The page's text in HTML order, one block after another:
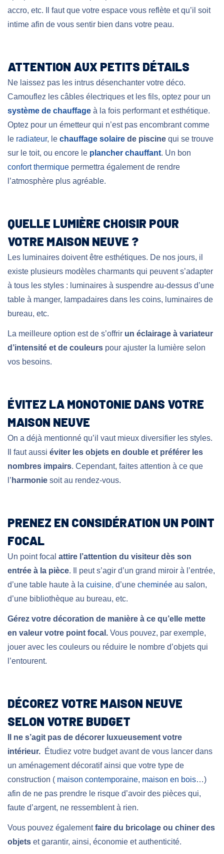
accro, etc. Il faut que votre espace vous reflète et qu’il soit
intime afin de vous sentir bien dans votre peau.
ATTENTION AUX PETITS DÉTAILS
Ne laissez pas les intrus désenchanter votre déco.
Camouflez les câbles électriques et les fils, optez pour un
système de chauffage à la fois performant et esthétique.
Optez pour un émetteur qui n’est pas encombrant comme
le radiateur, le chauffage solaire de piscine qui se trouve
sur le toit, ou encore le plancher chauffant. Un bon
confort thermique permettra également de rendre
l’atmosphère plus agréable.
QUELLE LUMIÈRE CHOISIR POUR
VOTRE MAISON NEUVE ?
Les luminaires doivent être esthétiques. De nos jours, il
existe plusieurs modèles charmants qui peuvent s’adapter
à tous les styles : luminaires à suspendre au-dessus d’une
table à manger, lampadaires dans les coins, luminaires de
bureau, etc.
La meilleure option est de s’offrir un éclairage à variateur
d’intensité et de couleurs pour ajuster la lumière selon
vos besoins.
ÉVITEZ LA MONOTONIE DANS VOTRE
MAISON NEUVE
On a déjà mentionné qu’il vaut mieux diversifier les styles.
Il faut aussi éviter les objets en double et préférer les
nombres impairs. Cependant, faites attention à ce que
l’ harmonie soit au rendez-vous.
PRENEZ EN CONSIDÉRATION UN POINT
FOCAL
Un point focal attire l’attention du visiteur dès son
entrée à la pièce. Il peut s’agir d’un grand miroir à l’entrée,
d’une table haute à la cuisine, d’une cheminée au salon,
d’une bibliothèque au bureau, etc.
Gérez votre décoration de manière à ce qu’elle mette
en valeur votre point focal. Vous pouvez, par exemple,
jouer avec les couleurs ou réduire le nombre d’objets qui
l’entourent.
DÉCOREZ VOTRE MAISON NEUVE
SELON VOTRE BUDGET
Il ne s’agit pas de décorer luxueusement votre
intérieur. Étudiez votre budget avant de vous lancer dans
un aménagement décoratif ainsi que votre type de
construction ( maison contemporaine, maison en bois…)
afin de ne pas prendre le risque d’avoir des pièces qui,
faute d’argent, ne ressemblent à rien.
Vous pouvez égalementfaire du bricolage ou chiner des
objets et garantir, ainsi, économie et authenticité.